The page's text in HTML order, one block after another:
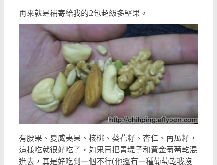
再來就是補寄給我的2包超級多堅果。
有腰果、夏威夷果、核桃、葵花籽、杏仁、南瓜籽，
這樣吃就很好吃了，如果再把青堤子和黃金葡萄乾混
進去，真是好吃到一個不行(他還有一種葡萄乾我沒